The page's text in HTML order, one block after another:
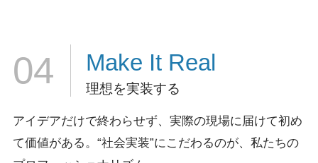
04 Make It Real
理想を実装する
アイデアだけで終わらせず、実際の現場に届けて初め
て価値がある。 “社会実装”にこだわるのが、私たちの